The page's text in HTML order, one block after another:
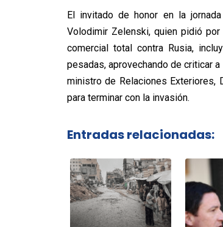
El invitado de honor en la
Volodimir Zelenski, quien pidió
comercial total contra Rusia,
pesadas, aprovechando de criticar
ministro de Relaciones Exteriores,
para terminar con la invasión.
Entradas relacionadas: